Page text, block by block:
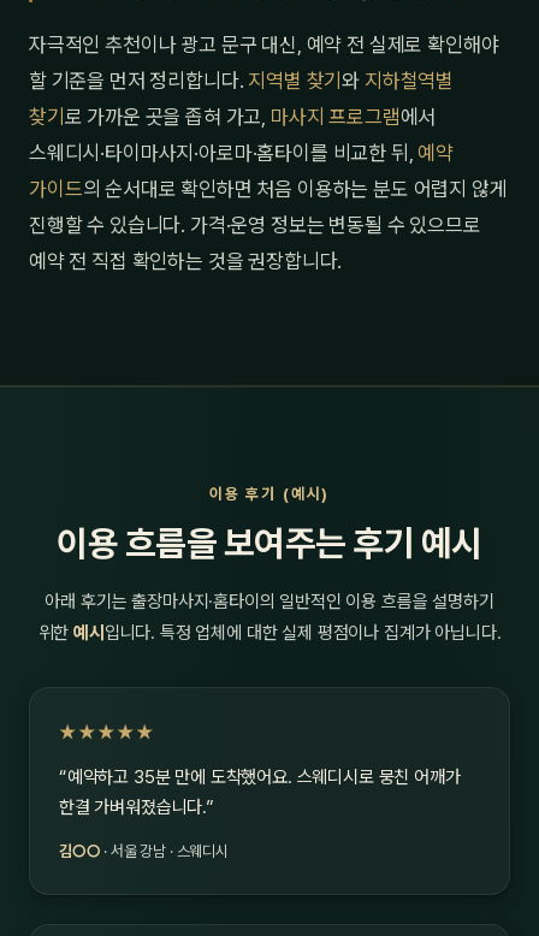
자극적인 추천이나 광고 문구 대신, 예약 전 실제로 확인해야
할 기준을 먼저 정리합니다. 지역별 찾기와 지하철역별
찾기 로 가까운 곳을 좁혀 가고, 마사지 프로그램에서
스웨디시·타이마사지·아로마·홈타이를 비교한 뒤, 예약
가이드의 순서대로 확인하면 처음 이용하는 분도 어렵지 않게
진행할 수 있습니다. 가격·운영 정보는 변동될 수 있으므로
예약 전 직접 확인하는 것을 권장합니다.
이용 후기 (예시)
이용 흐름을 보여주는 후기 예시
아래 후기는 출장마사지·홈타이의 일반적인 이용 흐름을 설명하기
위한예시 입니다. 특정 업체에 대한 실제 평점이나 집계가 아닙니다.
★★★★★
“예약하고 35분 만에 도착했어요. 스웨디시로 뭉친 어깨가
한결 가벼워졌습니다.”
김○○ · 서울 강남 · 스웨디시